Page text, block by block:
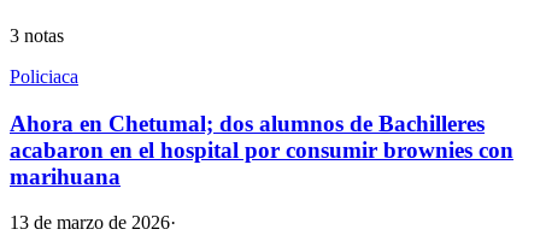
3 notas
Policiaca
Ahora en Chetumal; dos alumnos de Bachilleres
acabaron en el hospital por consumir brownies con
marihuana
13 de marzo de 2026·